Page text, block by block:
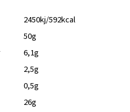
2450kj/592kcal
50g
6,1g
2,5g
0,5g
26g